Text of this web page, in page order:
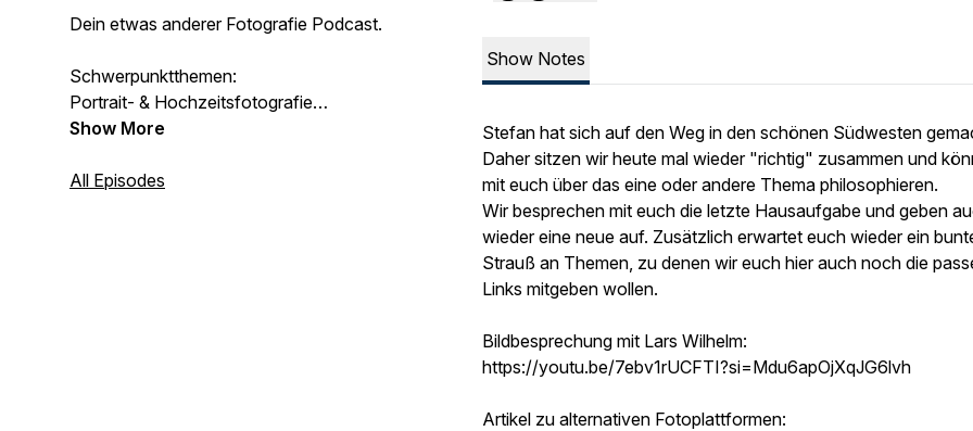
Dein etwas anderer Fotografie Podcast.
Schwerpunktthemen:
Portrait- & Hochzeitsfotografie
Landschaftsfotografie
Tipps & Tricks für Fotografen und deren
Show More
All Episodes
Show Notes
Stefan hat sich auf den Weg in den schönen Südwesten
Daher sitzen wir heute mal wieder "richtig" zusammen und
mit euch über das eine oder andere Thema philosophieren.
Wir besprechen mit euch die letzte Hausaufgabe und geben
wieder eine neue auf. Zusätzlich erwartet euch wieder ein
Strauß an Themen, zu denen wir euch hier auch noch die
Links mitgeben wollen.
Bildbesprechung mit Lars Wilhelm:
https://youtu.be/7ebv1rUCFTI?si=Mdu6apOjXqJG6lvh
Artikel zu alternativen Fotoplattformen: